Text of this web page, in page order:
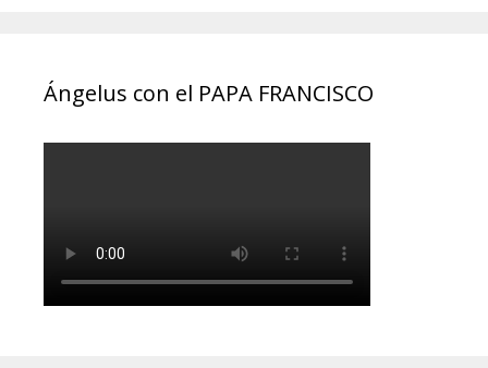
Ángelus con el PAPA FRANCISCO